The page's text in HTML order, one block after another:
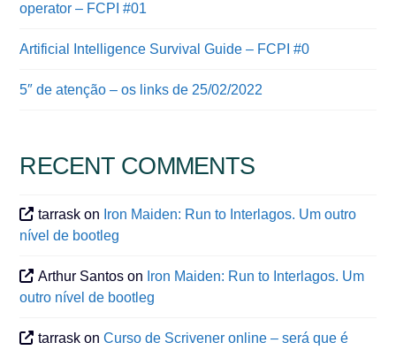
operator – FCPI #01
Artificial Intelligence Survival Guide – FCPI #0
5″ de atenção – os links de 25/02/2022
RECENT COMMENTS
tarrask on Iron Maiden: Run to Interlagos. Um outro
nível de bootleg
Arthur Santos on Iron Maiden: Run to Interlagos. Um
outro nível de bootleg
tarrask onCurso de Scrivener online – será que é